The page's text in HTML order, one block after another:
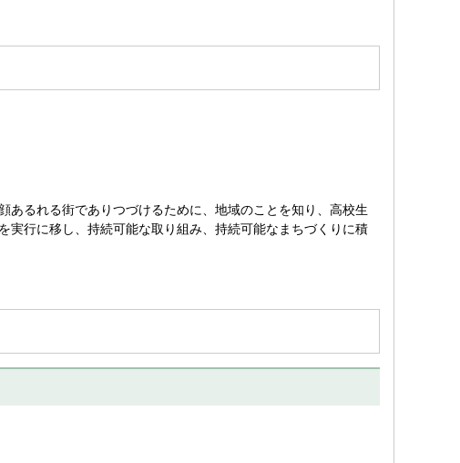
るれる街でありつづけるために、地域のことを知り、高校生
実行に移し、持続可能な取り組み、持続可能なまちづくりに積